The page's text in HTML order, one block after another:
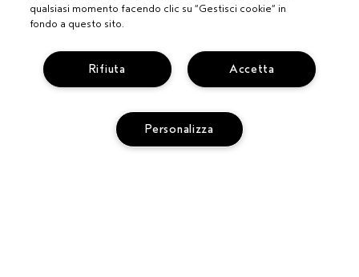
DIVENTA UN SALONE AVEDA
qualsiasi momento facendo clic su “Gestisci cookie” in
fondo a questo sito.
Accetta
Rifiuta
Personalizza